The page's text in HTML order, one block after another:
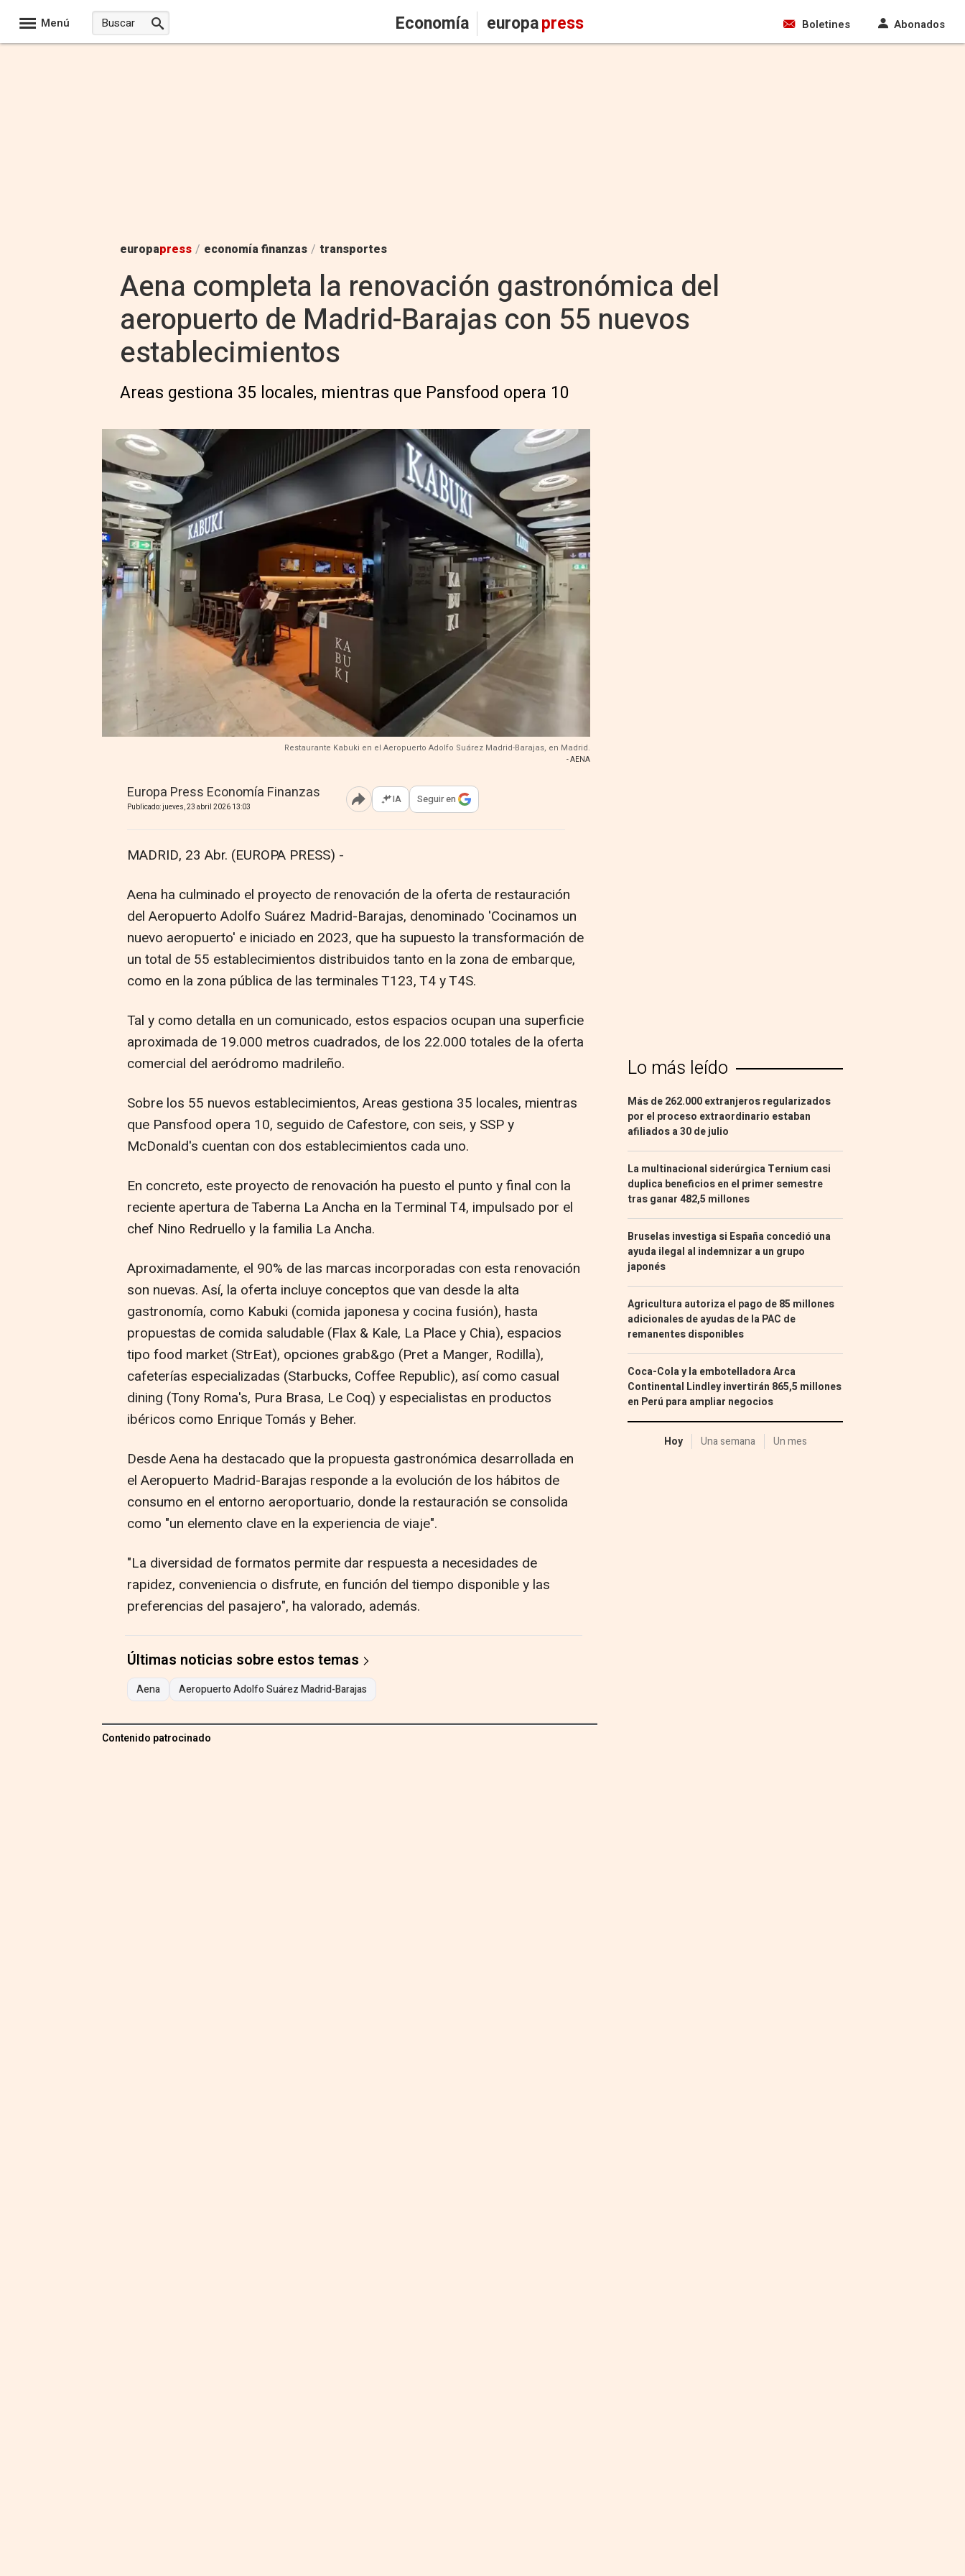
Menú Economía europapress Boletines Abonados
europapress / economía finanzas / transportes
Aena completa la renovación gastronómica del
aeropuerto de Madrid-Barajas con 55 nuevos
establecimientos
Areas gestiona 35 locales, mientras que Pansfood opera 10
Restaurante Kabuki en el Aeropuerto Adolfo Suárez Madrid-Barajas, en Madrid.
- AENA
Europa Press Economía Finanzas
Publicado: jueves, 23 abril 2026 13:03 Abrir opciones para compartir
IA Seguir en
MADRID, 23 Abr. (EUROPA PRESS) -
Aena ha culminado el proyecto de renovación de la oferta de restauración
del Aeropuerto Adolfo Suárez Madrid-Barajas, denominado 'Cocinamos un
nuevo aeropuerto' e iniciado en 2023, que ha supuesto la transformación de
un total de 55 establecimientos distribuidos tanto en la zona de embarque,
como en la zona pública de las terminales T123, T4 y T4S.
Tal y como detalla en un comunicado, estos espacios ocupan una superficie
aproximada de 19.000 metros cuadrados, de los 22.000 totales de la oferta
comercial del aeródromo madrileño.
Sobre los 55 nuevos establecimientos, Areas gestiona 35 locales, mientras
que Pansfood opera 10, seguido de Cafestore, con seis, y SSP y
McDonald's cuentan con dos establecimientos cada uno.
En concreto, este proyecto de renovación ha puesto el punto y final con la
reciente apertura de Taberna La Ancha en la Terminal T4, impulsado por el
chef Nino Redruello y la familia La Ancha.
Aproximadamente, el 90% de las marcas incorporadas con esta renovación
son nuevas. Así, la oferta incluye conceptos que van desde la alta
gastronomía, como Kabuki (comida japonesa y cocina fusión), hasta
propuestas de comida saludable (Flax & Kale, La Place y Chia), espacios
tipo food market (StrEat), opciones grab&go (Pret a Manger, Rodilla),
cafeterías especializadas (Starbucks, Coffee Republic), así como casual
dining (Tony Roma's, Pura Brasa, Le Coq) y especialistas en productos
ibéricos como Enrique Tomás y Beher.
Desde Aena ha destacado que la propuesta gastronómica desarrollada en
el Aeropuerto Madrid-Barajas responde a la evolución de los hábitos de
consumo en el entorno aeroportuario, donde la restauración se consolida
como "un elemento clave en la experiencia de viaje".
"La diversidad de formatos permite dar respuesta a necesidades de
rapidez, conveniencia o disfrute, en función del tiempo disponible y las
preferencias del pasajero", ha valorado, además.
Últimas noticias sobre estos temas
Aena Aeropuerto Adolfo Suárez Madrid-Barajas
Contenido patrocinado
Lo más leído
Más de 262.000 extranjeros regularizados
por el proceso extraordinario estaban
afiliados a 30 de julio
La multinacional siderúrgica Ternium casi
duplica beneficios en el primer semestre
tras ganar 482,5 millones
Bruselas investiga si España concedió una
ayuda ilegal al indemnizar a un grupo
japonés
Agricultura autoriza el pago de 85 millones
adicionales de ayudas de la PAC de
remanentes disponibles
Coca-Cola y la embotelladora Arca
Continental Lindley invertirán 865,5 millones
en Perú para ampliar negocios
Hoy Una semana Un mes